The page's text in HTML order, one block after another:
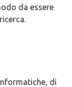
da essere
di